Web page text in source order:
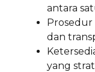
antara
Prosedur
dan
yang